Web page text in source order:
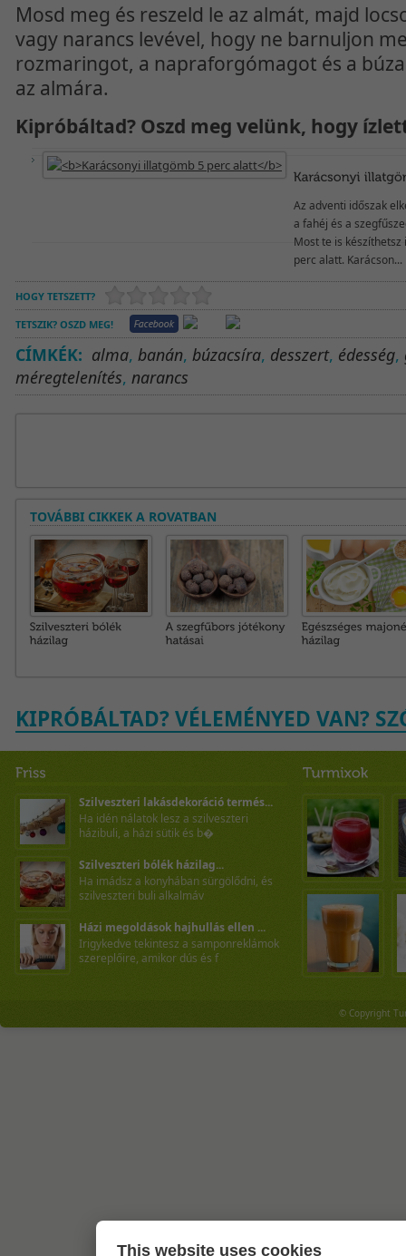
Mosd meg és reszeld le az almát, majd
vagy narancs levével, hogy ne barnuljon
rozmaringot, a napraforgómagot és a
az almára.
Kipróbáltad? Oszd meg velünk, hogy
Az adventi időszak
a fahéj és a
Most te is
perc alatt. Karácson...
HOGY TETSZETT?
TETSZIK? OSZD MEG!
CÍMKÉK: alma, banán, búzacsíra, desszert, édesség,
méregtelenítés, narancs
TOVÁBBI CIKKEK A ROVATBAN
KIPRÓBÁLTAD? VÉLEMÉNYED VAN?
Szilveszteri lakásdekoráció termés...
Ha idén nálatok lesz a szilveszteri
házibuli, a házi sütik és b�
Szilveszteri bólék házilag...
Ha imádsz a konyhában sürgölődni, és
szilveszteri buli alkalmáv
Házi megoldások hajhullás ellen ...
Irigykedve tekintesz a samponreklámok
szereplőire, amikor dús és f
© Copyright
This website uses cookies